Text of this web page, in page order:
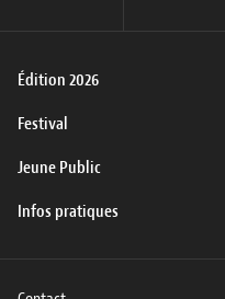
Édition 2026
Festival
Jeune Public
Infos pratiques